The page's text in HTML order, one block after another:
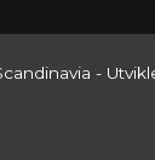
-